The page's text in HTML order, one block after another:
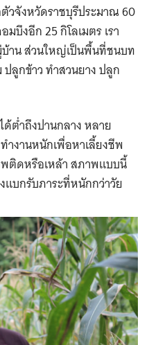
วจังหวัดราชบุรีประมาณ 60
บึงอีก 25 กิโลเมตร เรา
าน ส่วนใหญ่เป็นพื้นที่ชนบท
ลูกข้าว ทำสวนยาง ปลูก
ต่ำถึงปานกลาง หลาย
งานหนักเพื่อหาเลี้ยงชีพ
ติดหรือเหล้า สภาพแบบนี้
แบกรับภาระที่หนักกว่าวัย